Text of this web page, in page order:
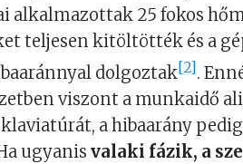
alkalmazottak 25 fokos
teljesen kitöltötték és a
dolgoztak[2].
viszont a munkaidő
a hibaarány
ugyanis valaki fázik, a